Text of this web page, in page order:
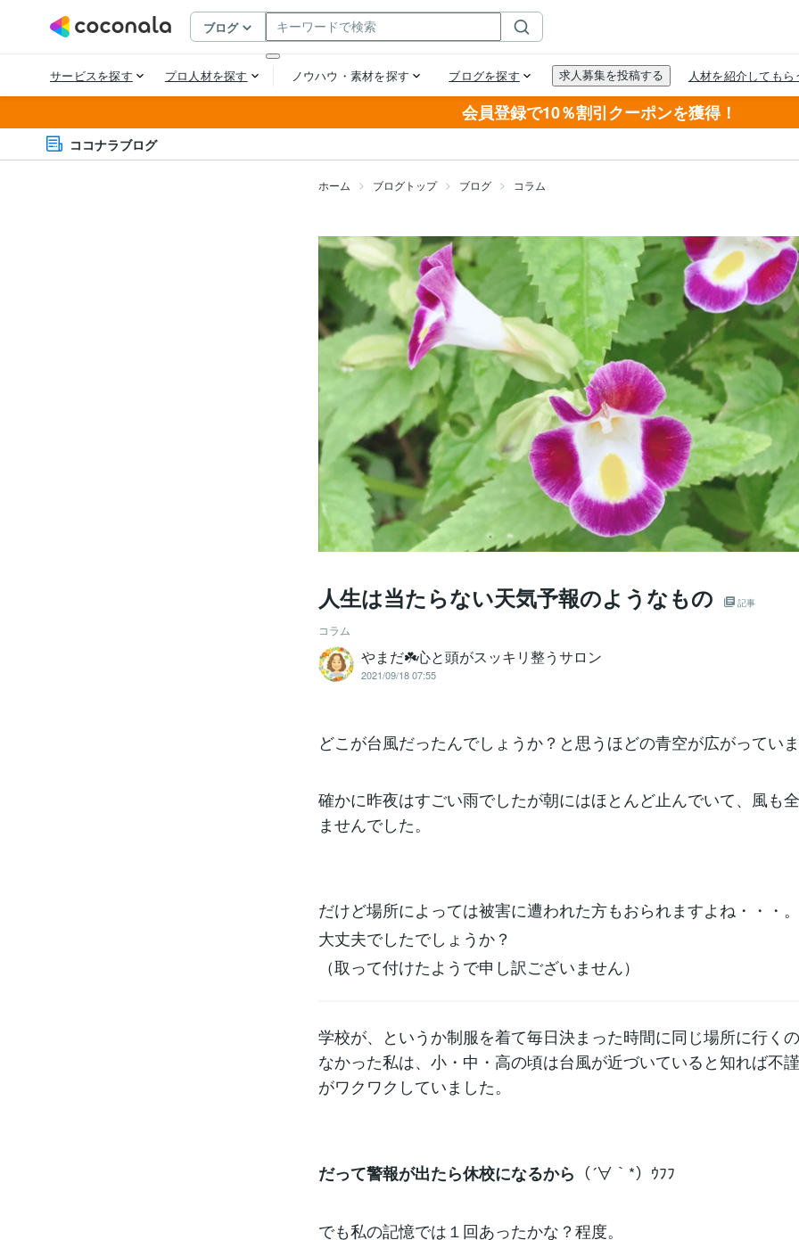
会員登録で10％割引クーポンを獲得！
ココナラブログ
ホーム ブログトップ ブログ コラム
人生は当たらない天気予報のようなもの 記事
コラム
やまだ☘️心と頭がスッキリ整うサロン
2021/09/18 07:55
どこが台風だったんでしょうか？と思うほどの青空が広がってい
確かに昨夜はすごい雨でしたが朝にはほとんど止んでいて、風も
ませんでした。
だけど場所によっては被害に遭われた方もおられますよね・・・。
大丈夫でしたでしょうか？
（取って付けたようで申し訳ございません）
学校が、というか制服を着て毎日決まった時間に同じ場所に行く
なかった私は、小・中・高の頃は台風が近づいていると知れば不
がワクワクしていました。
だって警報が出たら休校になるから （´∀｀*）ｳﾌﾌ
でも私の記憶では１回あったかな？程度。